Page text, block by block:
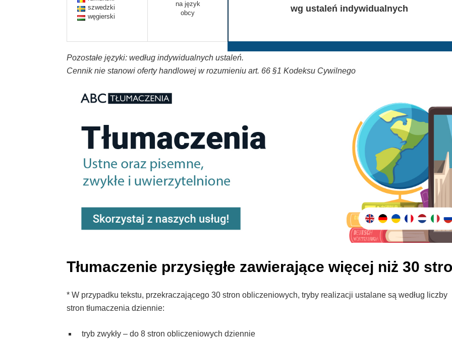
szwedzki
węgierski
na język
obcy
wg ustaleń indywidualnych
Pozostałe języki: według indywidualnych ustaleń.
Cennik nie stanowi oferty handlowej w rozumieniu art. 66 §1 Kodeksu Cywilnego
Tłumaczenie przysięgłe zawierające więcej niż 30
* W przypadku tekstu, przekraczającego 30 stron obliczeniowych, tryby realizacji ustalane są według liczby
stron tłumaczenia dziennie:
tryb zwykły – do 8 stron obliczeniowych dziennie